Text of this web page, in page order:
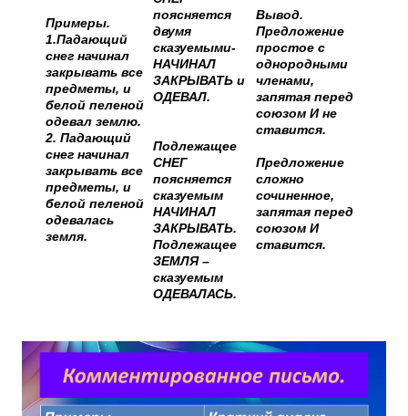
Примеры.
1.Падающий
снег начинал
закрывать все
предметы, и
белой пеленой
одевал землю.
2. Падающий
снег начинал
закрывать все
предметы, и
белой пеленой
одевалась
земля.
поясняется
двумя
сказуемыми-
НАЧИНАЛ
ЗАКРЫВАТЬ и
ОДЕВАЛ.
Подлежащее
СНЕГ
поясняется
сказуемым
НАЧИНАЛ
ЗАКРЫВАТЬ.
Подлежащее
ЗЕМЛЯ –
сказуемым
ОДЕВАЛАСЬ.
Вывод.
Предложение
простое с
однородными
членами,
запятая перед
союзом И не
ставится.
Предложение
сложно
сочиненное,
запятая перед
союзом И
ставится.